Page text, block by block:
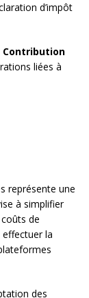
d’impôt
Contribution
liées à
représente une
à simplifier
de
la
des